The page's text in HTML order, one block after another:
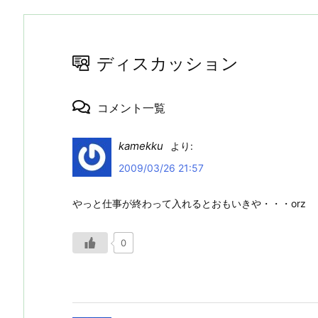
ディスカッション
コメント一覧
kamekku
より:
2009/03/26 21:57
やっと仕事が終わって入れるとおもいきや・・・orz
0